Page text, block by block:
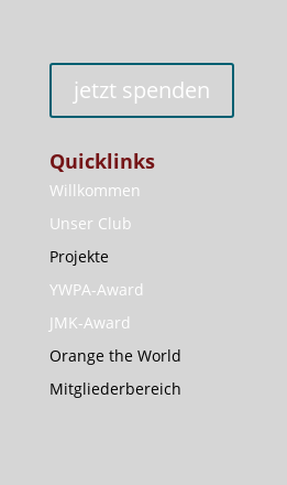
jetzt spenden
Quicklinks
Willkommen
Unser Club
Projekte
YWPA-Award
JMK-Award
Orange the World
Mitgliederbereich